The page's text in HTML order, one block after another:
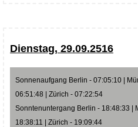
Dienstag, 29.09.2516
Sonnenaufgang Berlin - 07:05:10 |
06:51:48 | Zürich - 07:22:54
Sonntenuntergang Berlin - 18:48:33 |
18:38:11 | Zürich - 19:09:44